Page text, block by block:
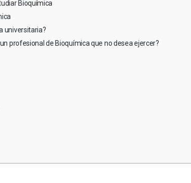
Bioquímica
universitaria?
profesional de Bioquímica que no desea ejercer?